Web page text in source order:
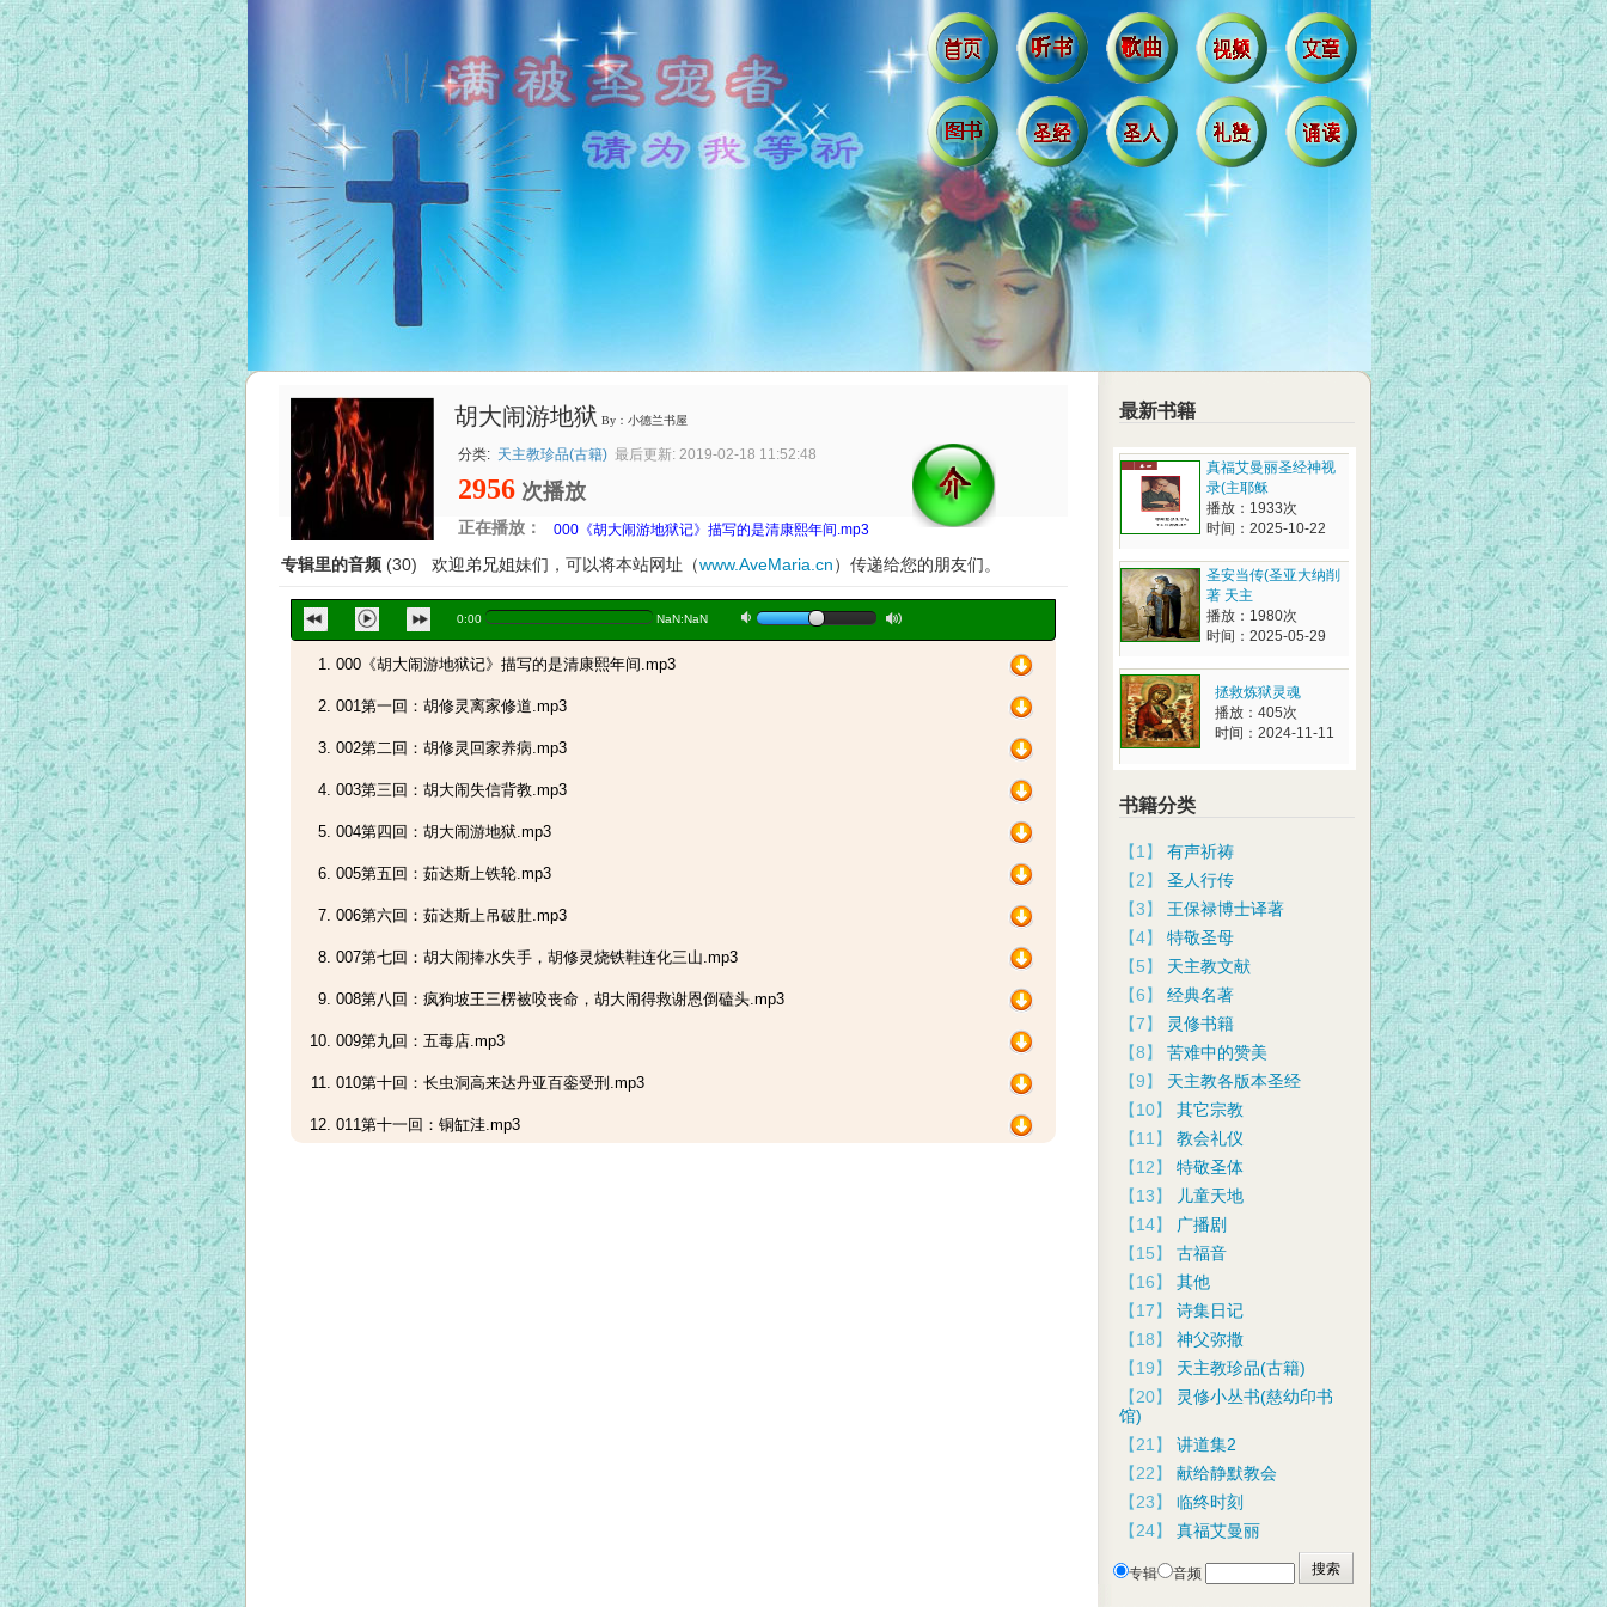
胡大闹游地狱 By：小德兰书屋
分类: 天主教珍品(古籍) 最后更新: 2019-02-18 11:52:48
2956 次播放
正在播放：
专辑里的音频 (30) 欢迎弟兄姐妹们，可以将本站网址（www.AveMaria.cn）传递给您的朋友们。
0:00 NaN:NaN a b
000《胡大闹游地狱记》描写的是清康熙年间.mp3
000《胡大闹游地狱记》描写的是清康熙年间.mp3
001第一回：胡修灵离家修道.mp3
002第二回：胡修灵回家养病.mp3
003第三回：胡大闹失信背教.mp3
004第四回：胡大闹游地狱.mp3
005第五回：茹达斯上铁轮.mp3
006第六回：茹达斯上吊破肚.mp3
007第七回：胡大闹捧水失手，胡修灵烧铁鞋连化三山.mp3
008第八回：疯狗坡王三楞被咬丧命，胡大闹得救谢恩倒磕头.mp3
009第九回：五毒店.mp3
010第十回：长虫洞高来达丹亚百銮受刑.mp3
011第十一回：铜缸洼.mp3
最新书籍
真福艾曼丽圣经神视
录(主耶稣
播放：1933次
时间：2025-10-22
圣安当传(圣亚大纳削
著 天主
播放：1980次
时间：2025-05-29
拯救炼狱灵魂
播放：405次
时间：2024-11-11
书籍分类
【1】 有声祈祷
【2】 圣人行传
【3】 王保禄博士译著
【4】 特敬圣母
【5】 天主教文献
【6】 经典名著
【7】
灵修书籍
【8】 苦难中的赞美
【9】 天主教各版本圣经
【10】 其它宗教
【11】 教会礼仪
【12】 特敬圣体
【13】
儿童天地
【14】
广播剧
【15】 古福音
【16】 其他
【17】 诗集日记
【18】 神父弥撒
【19】 天主教珍品(古籍)
【20】
灵修小丛书(慈幼印书
馆)
【21】 讲道集2
【22】 献给静默教会
【23】 临终时刻
【24】 真福艾曼丽
专辑 音频